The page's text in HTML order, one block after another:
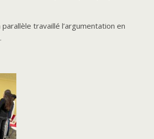
travaillé l’argumentation en